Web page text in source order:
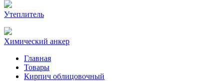
Утеплитель
Химический анкер
Главная
Товары
Кирпич облицовочный